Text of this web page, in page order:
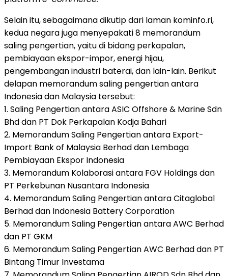
Selain itu, sebagaimana dikutip dari laman kominfo.ri,
kedua negara juga menyepakati 8 memorandum
saling pengertian, yaitu di bidang perkapalan,
pembiayaan ekspor-impor, energi hijau,
pengembangan industri baterai, dan lain-lain. Berikut
delapan memorandum saling pengertian antara
Indonesia dan Malaysia tersebut:
1. Saling Pengertian antara ASIC Offshore & Marine Sdn
Bhd dan PT Dok Perkapalan Kodja Bahari
2. Memorandum Saling Pengertian antara Export-
Import Bank of Malaysia Berhad dan Lembaga
Pembiayaan Ekspor Indonesia
3. Memorandum Kolaborasi antara FGV Holdings dan
PT Perkebunan Nusantara Indonesia
4. Memorandum Saling Pengertian antara Citaglobal
Berhad dan Indonesia Battery Corporation
5. Memorandum Saling Pengertian antara AWC Berhad
dan PT GKM
6. Memorandum Saling Pengertian AWC Berhad dan PT
Bintang Timur Investama